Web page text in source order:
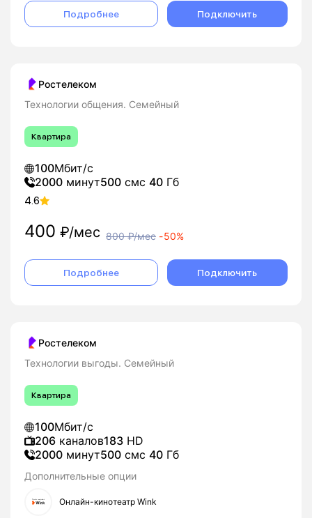
Подробнее Подключить
Ростелеком
Технологии общения. Семейный
Квартира
100Мбит/с
2000 минут500 смс 40 Гб
4.6
400 ₽/мес 800₽/мес -50%
Подробнее Подключить
Ростелеком
Технологии выгоды. Семейный
Квартира
100Мбит/с
206 каналов183 HD
2000 минут500 смс 40 Гб
Дополнительные опции
Онлайн-кинотеатр Wink